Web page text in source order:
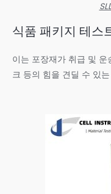
식품 패키지 테스
이는 포장재가 취급 및
크 등의 힘을 견딜 수 있